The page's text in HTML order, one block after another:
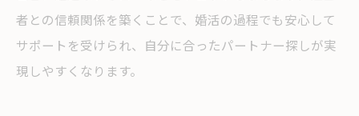
者との信頼関係を築くことで、婚活の過程でも安心して
サポートを受けられ、自分に合ったパートナー探しが実
現しやすくなります。